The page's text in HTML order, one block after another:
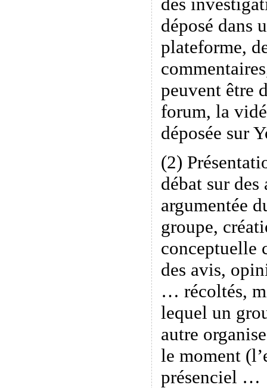
déposé dans
plateforme,
peuvent être
forum, la
déposée sur
(2)
débat sur
argumentée
groupe,
conceptuelle
des avis,
… récoltés,
lequel un
autre
le moment
présenciel …